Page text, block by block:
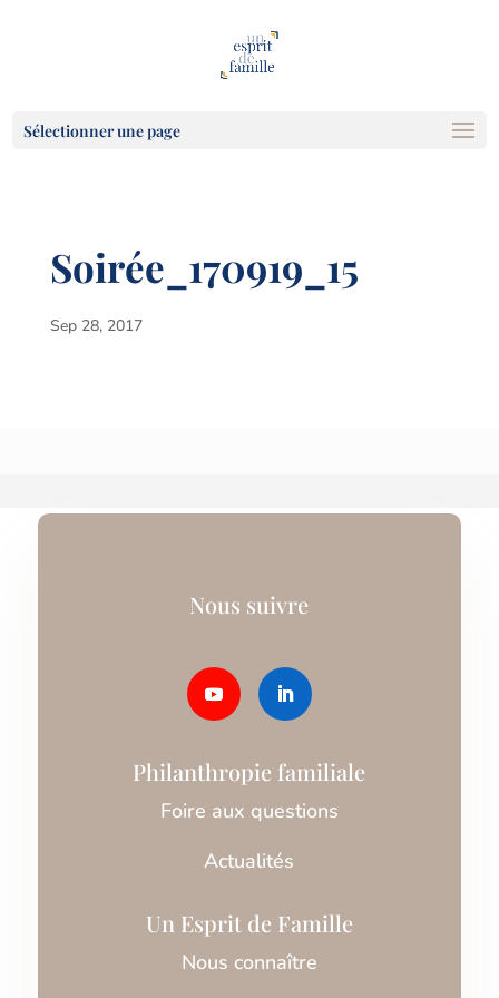
Sélectionner une page
Soirée_170919_15
Sep 28, 2017
Nous suivre
Philanthropie familiale
Foire aux questions
Actualités
Un Esprit de Famille
Nous connaître